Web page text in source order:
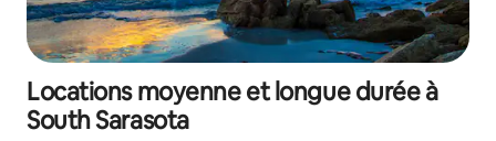
Locations moyenne et longue durée à
South Sarasota